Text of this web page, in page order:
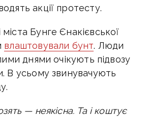
акції протесту.
Бунге Єнакієвської
влаштовували бунт. Люди
днями очікують підвозу
В усьому звинувачують
— неякісна. Та і коштує